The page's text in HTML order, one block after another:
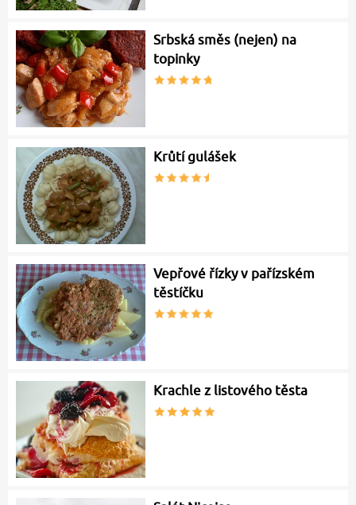
Srbská směs (nejen) na
topinky
Krůtí gulášek
Vepřové řízky v pařízském
těstíčku
Krachle z listového těsta